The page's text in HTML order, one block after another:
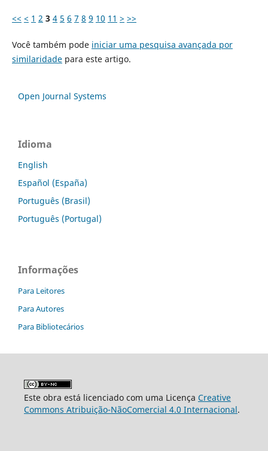
<< < 1 2 3 4 5 6 7 8 9 10 11 > >>
Você também pode iniciar uma pesquisa avançada por
similaridadepara este artigo.
Open Journal Systems
Idioma
English
Español (España)
Português (Brasil)
Português (Portugal)
Informações
Para Leitores
Para Autores
Para Bibliotecários
Este obra está licenciado com uma Licença Creative
Commons Atribuição-NãoComercial 4.0 Internacional.